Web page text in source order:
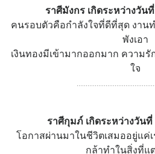
ราศีมังกร เกิดระหว่างวัน
คนรอบตัวคือกำลังใจที่ดีที่สุด งาน
พังเอา
เงินทองมีเข้ามากออกมาก ความ
ใจ
ราศีกุมภ์ เกิดระหว่างวัน
โอกาสผ่านมาในชีวิตเสมออยู่แค่
กล้าทำในสิ่งที่แ